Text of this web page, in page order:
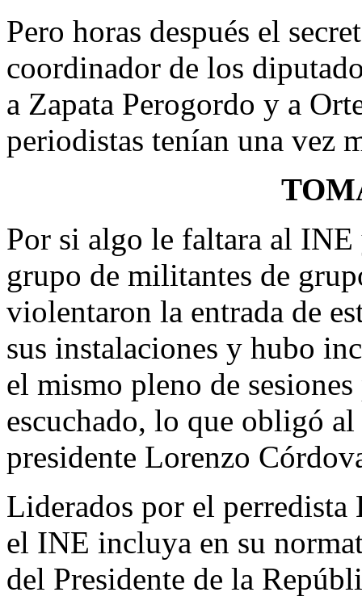
Pero horas después el
coordinador de los
a Zapata Perogordo y a
periodistas tenían una vez
Por si algo le faltara al INE
grupo de militantes de
violentaron la entrada de
sus instalaciones y hubo
el mismo pleno de
escuchado, lo que obligó
presidente Lorenzo
Liderados por el
el INE incluya en su
del Presidente de la